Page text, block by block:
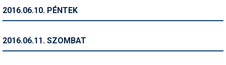
Síbérletárak
2016.06.10. PÉNTEK
2016.06.11. SZOMBAT